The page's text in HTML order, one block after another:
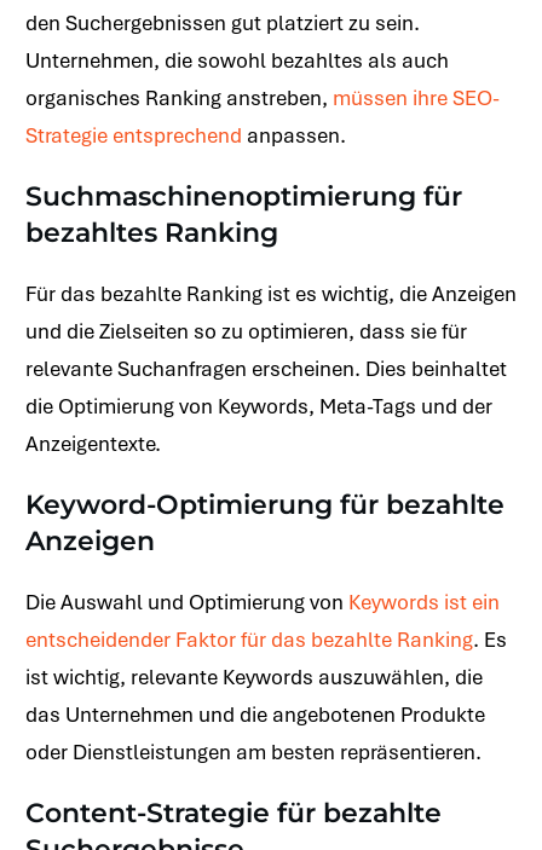
den Suchergebnissen gut platziert zu sein.
Unternehmen, die sowohl bezahltes als auch
organisches Ranking anstreben, müssen ihre SEO-
Strategie entsprechend anpassen.
Suchmaschinenoptimierung für
bezahltes Ranking
Für das bezahlte Ranking ist es wichtig, die Anzeigen
und die Zielseiten so zu optimieren, dass sie für
relevante Suchanfragen erscheinen. Dies beinhaltet
die Optimierung von Keywords, Meta-Tags und der
Anzeigentexte.
Keyword-Optimierung für bezahlte
Anzeigen
Die Auswahl und Optimierung von Keywords ist ein
entscheidender Faktor für das bezahlte Ranking. Es
ist wichtig, relevante Keywords auszuwählen, die
das Unternehmen und die angebotenen Produkte
oder Dienstleistungen am besten repräsentieren.
Content-Strategie für bezahlte